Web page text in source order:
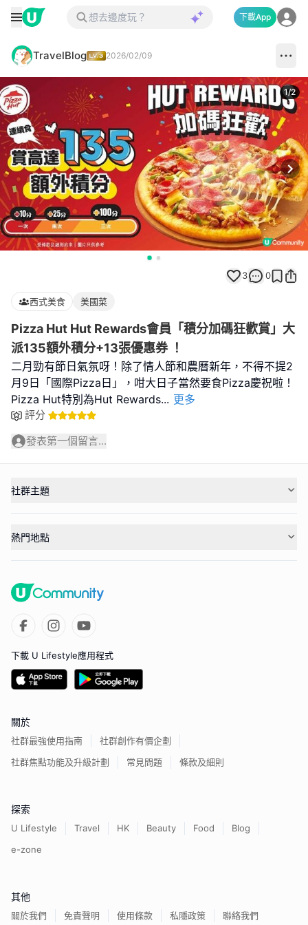
下載App
TravelBlog 2026/02/09
1/2
3 0
西式美食 美國菜
Pizza Hut Hut Rewards會員「積分加碼狂歡賞」大
派135額外積分+13張優惠券 ！
二月勁有節日氣氛呀！除了情人節和農曆新年，不得不提2
月9日「國際Pizza日」，咁大日子當然要食Pizza慶祝啦！
Pizza Hut特別為Hut Rewards... 更多
評分
發表第一個留言...
社群主題
熱門地點
下載 U Lifestyle應用程式
關於
社群最強使用指南
社群創作有價企劃
社群焦點功能及升級計劃
常見問題 條款及細則
探索
U Lifestyle Travel HK Beauty Food
Blog
e-zone
其他
關於我們 免責聲明 使用條款 私隱政策 聯絡我們